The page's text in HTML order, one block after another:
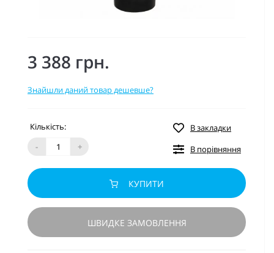
3 388 грн.
Знайшли даний товар дешевше?
Кількість:
-
+
В закладки
В порівняння
КУПИТИ
ШВИДКЕ ЗАМОВЛЕННЯ